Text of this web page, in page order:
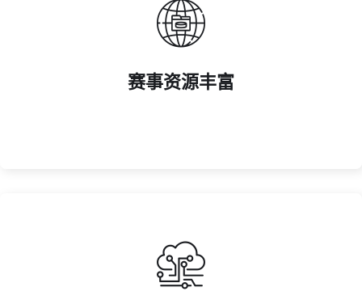
赛事资源丰富
拥有国内外多品类体育赛事独家合作权，覆盖足球、篮球